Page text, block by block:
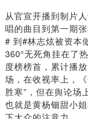
从官宣开播到制片
唱的曲目到第一期
# 到#林志炫被资本
360°无死角挂在了
度榜榜首，累计播
场，在收视率上，
胜寒”，但在舆论场
也就是黄杨钿甜小